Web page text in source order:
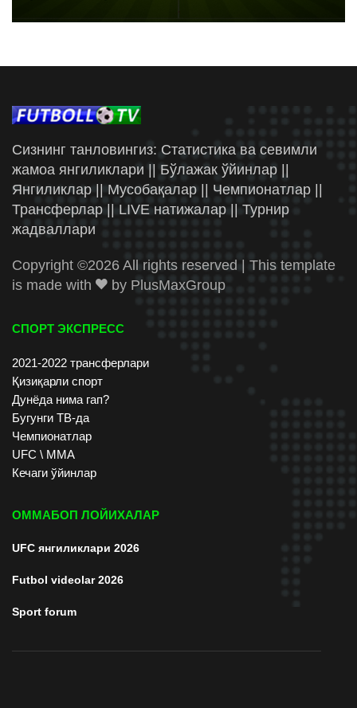
Сизнинг танловингиз: Статистика ва севимли
жамоа янгиликлари || Бўлажак ўйинлар ||
Янгиликлар || Мусобақалар || Чемпионатлар ||
Трансферлар || LIVE натижалар || Турнир
жадваллари
Copyright ©2026 All rights reserved | This template
is made with
by PlusMaxGroup
СПОРТ ЭКСПРЕСС
2021-2022 трансферлари
Қизиқарли спорт
Дунёда нима гап?
Бугунги ТВ-да
Чемпионатлар
UFC \ ММА
Кечаги ўйинлар
ОММАБОП ЛОЙИХАЛАР
UFC янгиликлари 2026
Futbol videolar 2026
Sport forum